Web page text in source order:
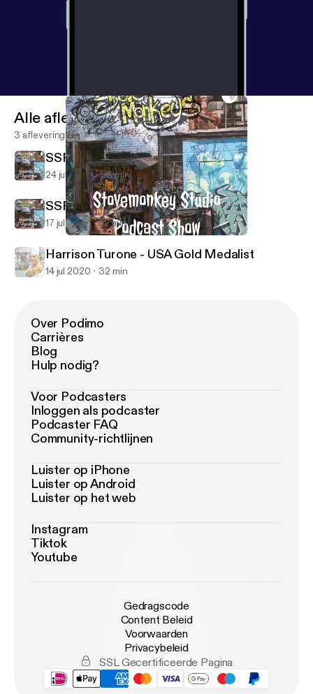
Stovemonkey Studio Podcast Show
Alle afleveringen
3 afleveringen
SSPS Ep. 3 Adam Solowitz
24 jul 2020 58 min
SSPS-Ep.2 Chef Charles Carroll
17 jul 2020 52 min
Harrison Turone - USA Gold Medalist
14 jul 2020 32 min
Over Podimo
Carrières
Blog
Hulp nodig?
Voor Podcasters
Inloggen als podcaster
Podcaster FAQ
Community-richtlijnen
Luister op iPhone
Luister op Android
Luister op het web
Instagram
Tiktok
Youtube
Gedragscode
Content Beleid
Voorwaarden
Privacybeleid
SSL Gecertificeerde Pagina